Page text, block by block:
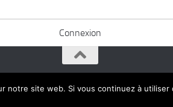
Connexion
notre site web. Si vous continuez à